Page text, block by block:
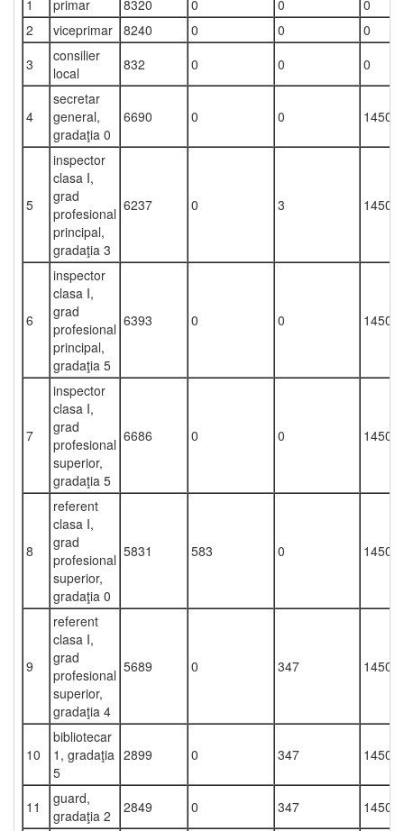
1
primar 8320 0 0
0
2
viceprimar 8240 0 0
0
3
consilier
local
832 0 0 0
4
secretar
general,
gradaţia 0
6690 0 0 1450
5
inspector
clasa I,
grad
profesional
principal,
gradaţia 3
6237 0 3 1450
6
inspector
clasa I,
grad
profesional
principal,
gradaţia 5
6393 0 0 1450
7
inspector
clasa I,
grad
profesional
superior,
gradaţia 5
6686 0 0 1450
8
referent
clasa I,
grad
profesional
superior,
gradaţia 0
5831 583 0 1450
9
referent
clasa I,
grad
profesional
superior,
gradaţia 4
5689 0 347 1450
10
bibliotecar
1, gradaţia
5
2899 0 347 1450
11
guard,
gradaţia 2
2849 0 347 1450